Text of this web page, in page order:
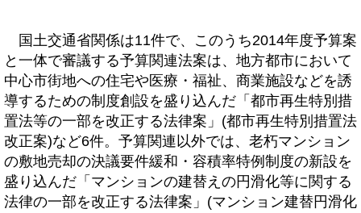
国土交通省関係は11件で、このうち2014年度予算案
と一体で審議する予算関連法案は、地方都市において
中心市街地への住宅や医療・福祉、商業施設などを誘
導するための制度創設を盛り込んだ「都市再生特別措
置法等の一部を改正する法律案」(都市再生特別措置法
改正案)など6件。予算関連以外では、老朽マンション
の敷地売却の決議要件緩和・容積率特例制度の新設を
盛り込んだ「マンションの建替えの円滑化等に関する
法律の一部を改正する法律案」(マンション建替円滑化